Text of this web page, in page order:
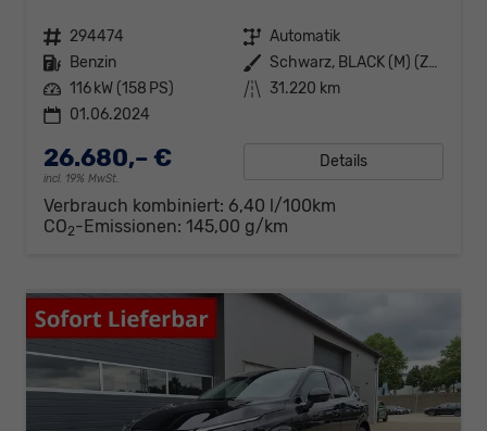
Fahrzeugnr. 294474 Getriebe Automatik
Kraftstoff Benzin Außenfarbe
Schwarz, BLACK (M) (Z11G)
Leistung 116 kW (158 PS) Kilometerstand 31.220 km
01.06.2024
26.680,– €
incl. 19% MwSt.
Details
Verbrauch kombiniert: 6,40 l/100km
CO2-Emissionen: 145,00 g/km